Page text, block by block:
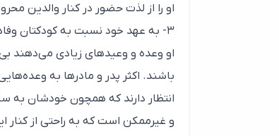
او را از لذت حضور در کنار والدین
۳- به عهد خود نسبت به کودکتان
او وعده و وعیدهای زیادی می‌دهند
باشند. اکثر پدر و مادرها به
انتظار دارند که همچون خودشان به
و غیرممکن است که به راحتی از